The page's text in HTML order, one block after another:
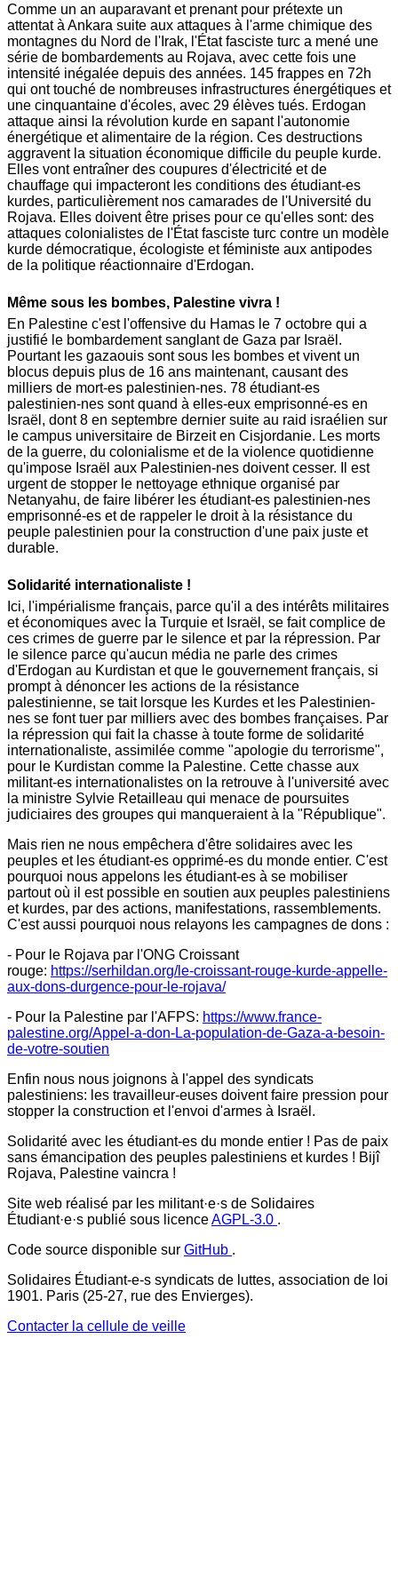
Comme un an auparavant et prenant pour prétexte un
attentat à Ankara suite aux attaques à l'arme chimique des
montagnes du Nord de l'Irak, l'État fasciste turc a mené une
série de bombardements au Rojava, avec cette fois une
intensité inégalée depuis des années. 145 frappes en 72h
qui ont touché de nombreuses infrastructures énergétiques et
une cinquantaine d'écoles, avec 29 élèves tués. Erdogan
attaque ainsi la révolution kurde en sapant l'autonomie
énergétique et alimentaire de la région. Ces destructions
aggravent la situation économique difficile du peuple kurde.
Elles vont entraîner des coupures d'électricité et de
chauffage qui impacteront les conditions des étudiant-es
kurdes, particulièrement nos camarades de l'Université du
Rojava. Elles doivent être prises pour ce qu'elles sont: des
attaques colonialistes de l'État fasciste turc contre un modèle
kurde démocratique, écologiste et féministe aux antipodes
de la politique réactionnaire d'Erdogan.
Même sous les bombes, Palestine vivra !
En Palestine c'est l'offensive du Hamas le 7 octobre qui a
justifié le bombardement sanglant de Gaza par Israël.
Pourtant les gazaouis sont sous les bombes et vivent un
blocus depuis plus de 16 ans maintenant, causant des
milliers de mort-es palestinien-nes. 78 étudiant-es
palestinien-nes sont quand à elles-eux emprisonné-es en
Israël, dont 8 en septembre dernier suite au raid israélien sur
le campus universitaire de Birzeit en Cisjordanie. Les morts
de la guerre, du colonialisme et de la violence quotidienne
qu'impose Israël aux Palestinien-nes doivent cesser. Il est
urgent de stopper le nettoyage ethnique organisé par
Netanyahu, de faire libérer les étudiant-es palestinien-nes
emprisonné-es et de rappeler le droit à la résistance du
peuple palestinien pour la construction d'une paix juste et
durable.
Solidarité internationaliste !
Ici, l'impérialisme français, parce qu'il a des intérêts militaires
et économiques avec la Turquie et Israël, se fait complice de
ces crimes de guerre par le silence et par la répression. Par
le silence parce qu'aucun média ne parle des crimes
d'Erdogan au Kurdistan et que le gouvernement français, si
prompt à dénoncer les actions de la résistance
palestinienne, se tait lorsque les Kurdes et les Palestinien-
nes se font tuer par milliers avec des bombes françaises. Par
la répression qui fait la chasse à toute forme de solidarité
internationaliste, assimilée comme "apologie du terrorisme",
pour le Kurdistan comme la Palestine. Cette chasse aux
militant-es internationalistes on la retrouve à l'université avec
la ministre Sylvie Retailleau qui menace de poursuites
judiciaires des groupes qui manqueraient à la "République".
Mais rien ne nous empêchera d'être solidaires avec les
peuples et les étudiant-es opprimé-es du monde entier. C'est
pourquoi nous appelons les étudiant-es à se mobiliser
partout où il est possible en soutien aux peuples palestiniens
et kurdes, par des actions, manifestations, rassemblements.
C'est aussi pourquoi nous relayons les campagnes de dons :
- Pour le Rojava par l'ONG Croissant
rouge: https://serhildan.org/le-croissant-rouge-kurde-appelle-
aux-dons-durgence-pour-le-rojava/
- Pour la Palestine par l'AFPS: https://www.france-
palestine.org/Appel-a-don-La-population-de-Gaza-a-besoin-
de-votre-soutien
Enfin nous nous joignons à l'appel des syndicats
palestiniens: les travailleur-euses doivent faire pression pour
stopper la construction et l'envoi d'armes à Israël.
Solidarité avec les étudiant-es du monde entier ! Pas de paix
sans émancipation des peuples palestiniens et kurdes ! Bijî
Rojava, Palestine vaincra !
Site web réalisé par les militant·e·s de Solidaires
Étudiant·e·s publié sous licenceAGPL-3.0 .
Code source disponible sur GitHub .
Solidaires Étudiant-e-s syndicats de luttes, association de loi
1901. Paris (25-27, rue des Envierges).
Contacter la cellule de veille